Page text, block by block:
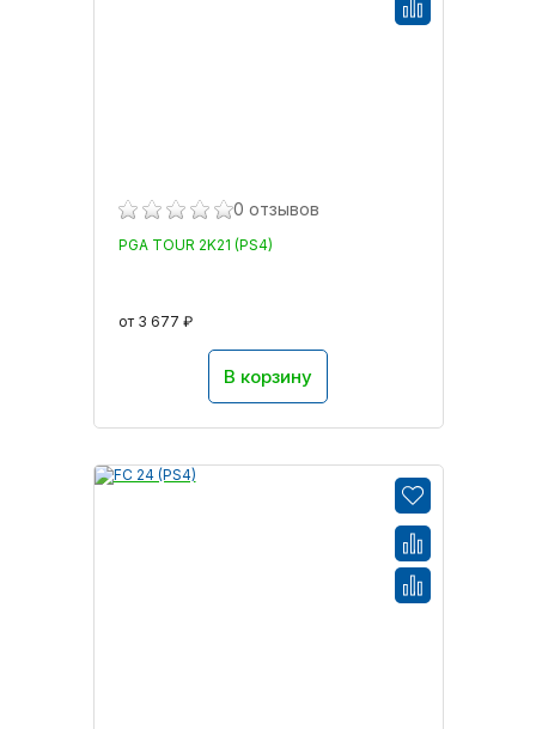
0 отзывов
PGA TOUR 2K21 (PS4)
от 3 677 ₽
В корзину